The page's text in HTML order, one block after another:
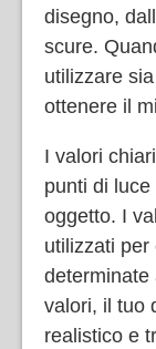
disegno,
scure.
utilizzare
ottenere il
I valori
punti di
oggetto. I
utilizzati
determinate
valori, il tuo
realistico e